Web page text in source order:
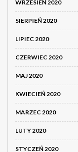
WRZESIEŃ 2020
SIERPIEŃ 2020
LIPIEC 2020
CZERWIEC 2020
MAJ 2020
KWIECIEŃ 2020
MARZEC 2020
LUTY 2020
STYCZEŃ 2020